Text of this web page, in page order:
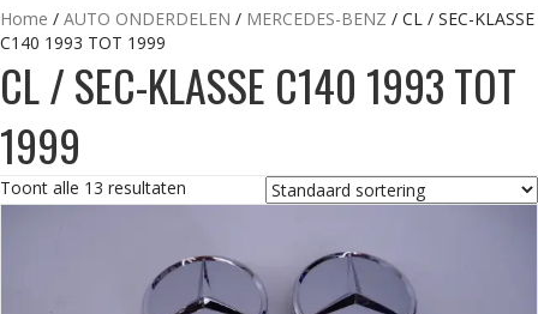
Home / AUTO ONDERDELEN / MERCEDES-BENZ / CL / SEC-KLASSE
C140 1993 TOT 1999
CL / SEC-KLASSE C140 1993 TOT
1999
Toont alle 13 resultaten